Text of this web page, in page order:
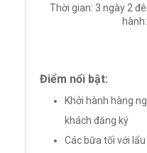
Thời gian: 3 ngày 2
Điểm nổi bật:
Khởi hành hàng
khách đăng ký
Các bữa tối với